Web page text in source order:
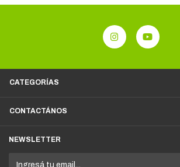
CATEGORÍAS
CONTACTÁNOS
NEWSLETTER